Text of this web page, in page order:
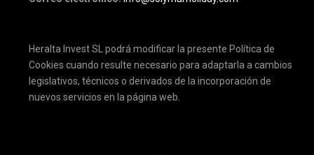
Heralta Invest SL podrá modificar la presente Política de
Cookies cuando resulte necesario para adaptarla a cambios
legislativos, técnicos o derivados de la incorporación de
nuevos servicios en la página web.